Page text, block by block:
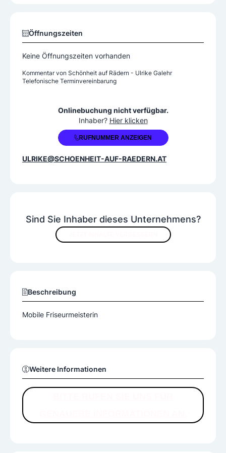
Ja
Sind Sie Inhaber dieses Unternehmens?
Beschreibung
Mobile Friseurmeisterin
Weitere Informationen
Öffnungszeiten
Keine Öffnungszeiten vorhanden
Kommentar von Schönheit auf Rädern - Ulrike Galehr
Telefonische Terminvereinbarung
Onlinebuchung nicht verfügbar.
Inhaber? Hier klicken
+43 664 5420055
RUFNUMMER ANZEIGEN
ULRIKE@SCHOENHEIT-AUF-RAEDERN.AT